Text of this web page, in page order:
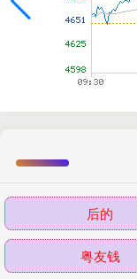
后的
粤友钱